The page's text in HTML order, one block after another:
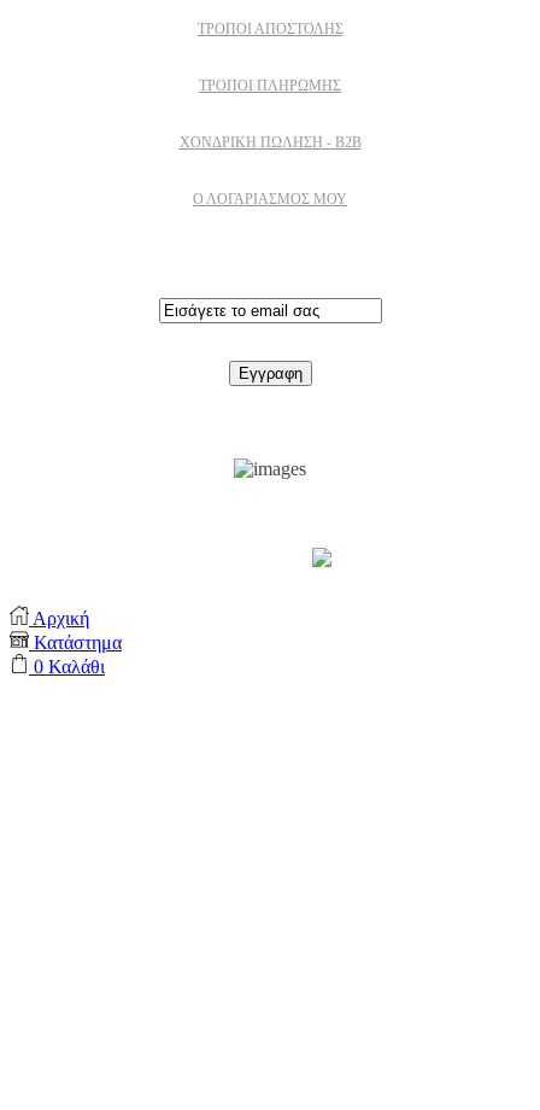
ΤΡΌΠΟΙ ΑΠΟΣΤΟΛΉΣ
ΤΡΌΠΟΙ ΠΛΗΡΩΜΉΣ
ΧΟΝΔΡΙΚΉ ΠΏΛΗΣΗ - B2B
Ο ΛΟΓΑΡΙΑΣΜΟΣ ΜΟΥ
Αρχική
Κατάστημα
0 Καλάθι